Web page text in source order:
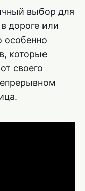
выбор для
дороге или
особенно
которые
своего